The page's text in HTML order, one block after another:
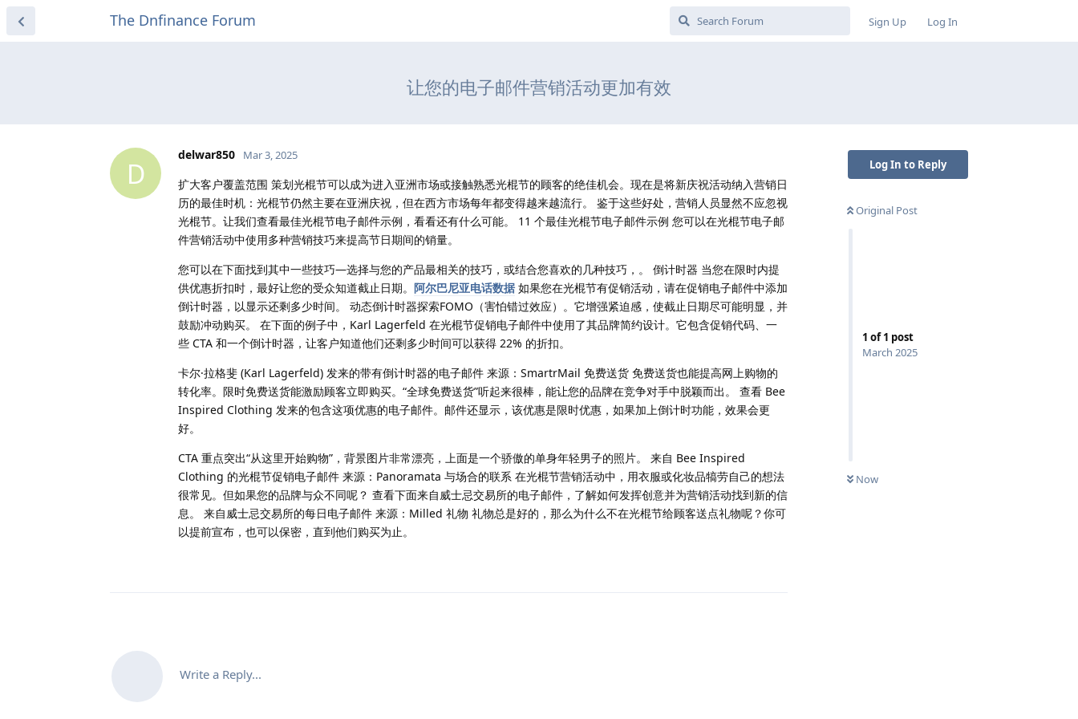
The Dnfinance Forum Sign Up Log In
让您的电子邮件营销活动更加有效
Log In to Reply
Original Post
1 of1 post
March 2025
Now
D
delwar850 Mar 3, 2025
扩大客户覆盖范围 策划光棍节可以成为进入亚洲市场或接触熟悉光棍节的顾客的绝佳机会。现在是将新庆祝活动纳入营销日
历的最佳时机：光棍节仍然主要在亚洲庆祝，但在西方市场每年都变得越来越流行。 鉴于这些好处，营销人员显然不应忽视
光棍节。让我们查看最佳光棍节电子邮件示例，看看还有什么可能。 11 个最佳光棍节电子邮件示例 您可以在光棍节电子邮
件营销活动中使用多种营销技巧来提高节日期间的销量。
您可以在下面找到其中一些技巧—选择与您的产品最相关的技巧，或结合您喜欢的几种技巧，。 倒计时器 当您在限时内提
供优惠折扣时，最好让您的受众知道截止日期。 阿尔巴尼亚电话数据 如果您在光棍节有促销活动，请在促销电子邮件中添加
倒计时器，以显示还剩多少时间。 动态倒计时器探索FOMO（害怕错过效应）。它增强紧迫感，使截止日期尽可能明显，并
鼓励冲动购买。 在下面的例子中，Karl Lagerfeld 在光棍节促销电子邮件中使用了其品牌简约设计。它包含促销代码、一
些 CTA 和一个倒计时器，让客户知道他们还剩多少时间可以获得 22% 的折扣。
卡尔·拉格斐 (Karl Lagerfeld) 发来的带有倒计时器的电子邮件 来源：SmartrMail 免费送货 免费送货也能提高网上购物的
转化率。限时免费送货能激励顾客立即购买。“全球免费送货”听起来很棒，能让您的品牌在竞争对手中脱颖而出。 查看 Bee
Inspired Clothing 发来的包含这项优惠的电子邮件。邮件还显示，该优惠是限时优惠，如果加上倒计时功能，效果会更
好。
CTA 重点突出“从这里开始购物”，背景图片非常漂亮，上面是一个骄傲的单身年轻男子的照片。 来自 Bee Inspired
Clothing 的光棍节促销电子邮件 来源：Panoramata 与场合的联系 在光棍节营销活动中，用衣服或化妆品犒劳自己的想法
很常见。但如果您的品牌与众不同呢？ 查看下面来自威士忌交易所的电子邮件，了解如何发挥创意并为营销活动找到新的信
息。 来自威士忌交易所的每日电子邮件 来源：Milled 礼物 礼物总是好的，那么为什么不在光棍节给顾客送点礼物呢？你可
以提前宣布，也可以保密，直到他们购买为止。
Write a Reply...